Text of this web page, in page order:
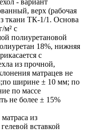
- вариант
верх (рабочая
ткани ТК-1/1. Основа
м² с
полиуретановой
18%, нижняя
с
из прочной,
матрацев не
ширине ± 10 мм; по
по массе
не более ± 15%
из
вставкой